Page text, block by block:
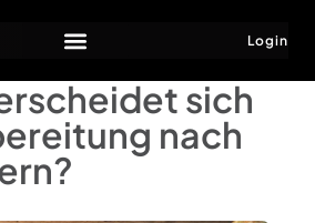
Login
sich
nach